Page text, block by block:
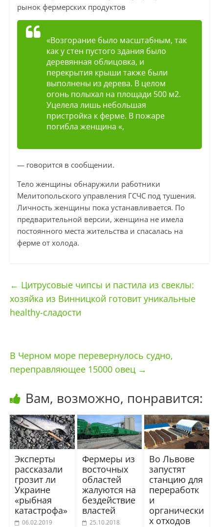
рынок фермерских продуктов
«Возгорание было масштабным, так
как у стен пустого здания было
деревянная облицовка, и
перекрытия крыши также были
выполнены из дерева. В целом
огонь полыхал на площади 500 м2.
Уцелела лишь небольшая
пристройка к ферме. В пожаре
погибла женщина «,
— говорится в сообщении.
Тело женщины обнаружили работники
Мелитопольского управления ГСЧС под тушения.
Личность женщины пока устанавливается. По
предварительной версии, женщина не имела
постоянного места жительства и спасалась на
ферме от холода.
← Цитрусовые чипсы и пастила из свеклы:
хозяйка из Винницкой готовит уникальные
healthy-сладости
В Черном море перевернулось судно,
переправляющее 15000 овец →
Вам, возможно, понравится:
Эксперты
рассказали
грозит ли
Украине
«рыбная
катастрофа»
06.02.2019
Фермеры из
восточных
областей
жалуются на
бездействие
властей
25.10.2018
Во Львове
запустят
станцию для
переработк
и
органически
х отходов